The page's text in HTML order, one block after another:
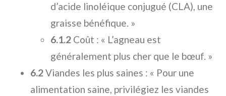
d’acide linoléique conjugué (CLA), une
graisse bénéfique. »
6.1.2 Coût : « L’agneau est
généralement plus cher que le bœuf. »
6.2Viandes les plus saines : « Pour une
alimentation saine, privilégiez les viandes